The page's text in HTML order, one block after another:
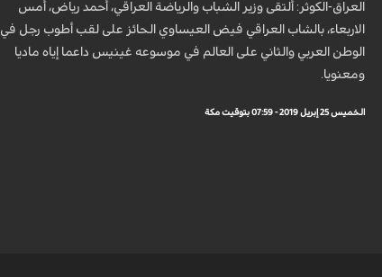
العراق-الكوثر: ألتقى وزير الشباب والرياضة العراقي، أحمد رياض، أمس
الاربعاء، بالشاب العراقي فيض العيساوي الحائز على لقب أطوب رجل في
الوطن العربي والثاني على العالم في موسوعه غينيس داعما إياه ماديا
ومعنويا.
الخميس 25 إبريل 2019 - 07:59 بتوقيت مكة